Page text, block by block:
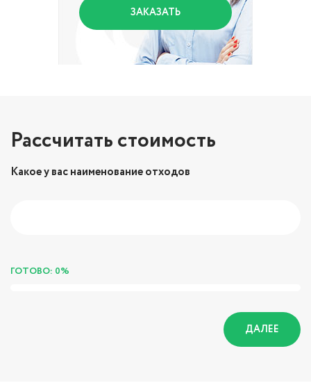
ЗАКАЗАТЬ
Рассчитать стоимость
Какое у вас наименование отходов
ГОТОВО: 0%
ДАЛЕЕ